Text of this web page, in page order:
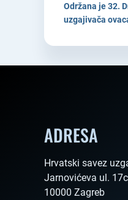
Održana je 32.
uzgajivača
ADRESA
Hrvatski savez
Jarnovićeva ul. 17c
10000 Zagreb